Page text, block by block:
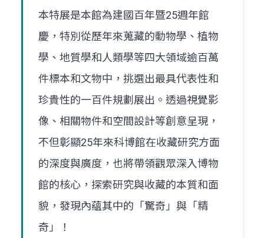
本特展是本館為建國百年暨25週年館
慶，特別從歷年來蒐藏的動物學、植物
學、地質學和人類學等四大領域逾百萬
件標本和文物中，挑選出最具代表性和
珍貴性的一百件規劃展出。透過視覺影
像、相關物件和空間設計等創意呈現，
不但彰顯25年來科博館在收藏研究方面
的深度與廣度，也將帶領觀眾深入博物
館的核心，探索研究與收藏的本質和面
貌，發現內蘊其中的「驚奇」與「精
奇」！